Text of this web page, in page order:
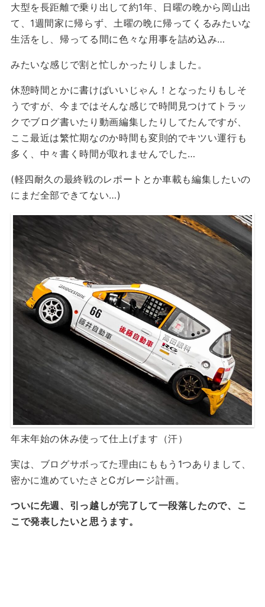
大型を長距離で乗り出して約1年、日曜の晩から岡山出
て、1週間家に帰らず、土曜の晩に帰ってくるみたいな
生活をし、帰ってる間に色々な用事を詰め込み…
みたいな感じで割と忙しかったりしました。
休憩時間とかに書けばいいじゃん！となったりもしそ
うですが、今まではそんな感じで時間見つけてトラッ
クでブログ書いたり動画編集したりしてたんですが、
ここ最近は繁忙期なのか時間も変則的でキツい運行も
多く、中々書く時間が取れませんでした…
(軽四耐久の最終戦のレポートとか車載も編集したいの
にまだ全部できてない…)
年末年始の休み使って仕上げます（汗）
実は、ブログサボってた理由にももう1つありまして、
密かに進めていたさとᏟガレージ計画。
ついに先週、引っ越しが完了して一段落したので、こ
こで発表したいと思うます。